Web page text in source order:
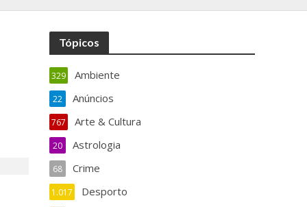
Tópicos
Ambiente
329
Anúncios
22
Arte & Cultura
767
Astrologia
20
Crime
68
Desporto
1.017